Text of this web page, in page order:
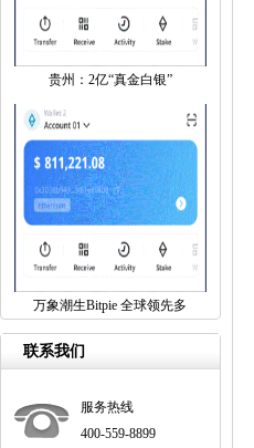
贵州：2亿“真金白银”
万象潮生Bitpie 全球领先多
联系我们
服务热线
400-559-8899